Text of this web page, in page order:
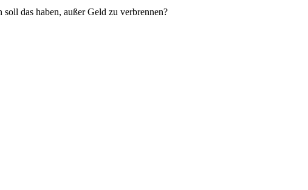
das haben, außer Geld zu verbrennen?